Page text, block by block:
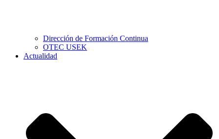
Dirección de Formación Continua
OTEC USEK
Actualidad